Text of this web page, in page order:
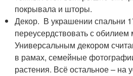
покрывала и шторы.
Декор. В украшении спальни
переусердствовать с обилием
Универсальным декором
в рамах, семейные
растения. Всё остальное – на